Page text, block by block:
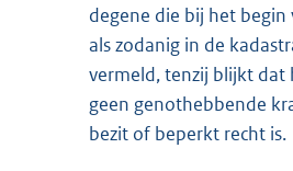
degene die bij het
als zodanig in de
vermeld, tenzij blijkt
geen genothebbende
bezit of beperkt recht is.